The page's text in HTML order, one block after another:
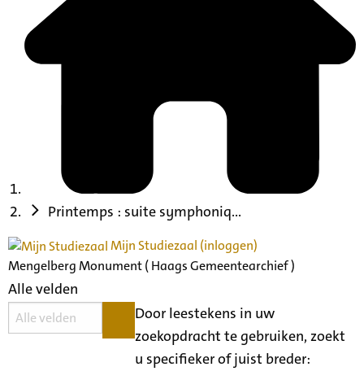
Printemps : suite symphoniq...
Mijn Studiezaal (inloggen)
Mengelberg Monument ( Haags Gemeentearchief )
Alle velden
Door leestekens in uw
zoekopdracht te gebruiken, zoekt
u specifieker of juist breder: